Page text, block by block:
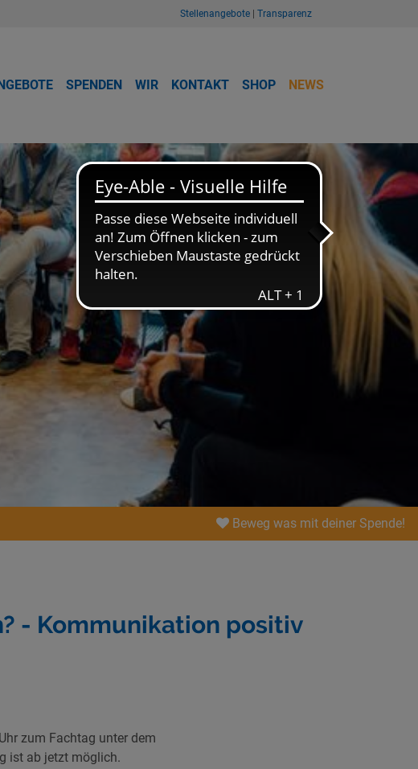
Stellenangebote Transparenz
SPENDEN WIR KONTAKT SHOP NEWS
Beweg was mit deiner Spende!
- Kommunikation positiv
zum Fachtag unter dem
ist ab jetzt möglich.